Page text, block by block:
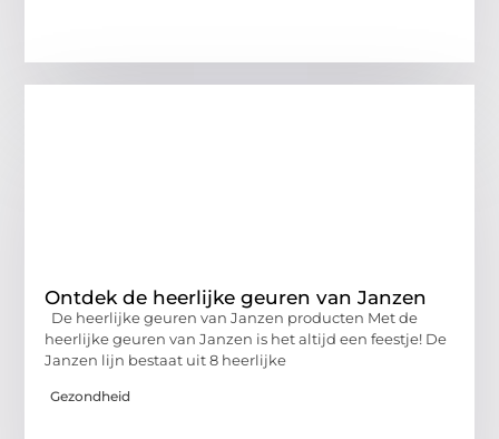
Ontdek de heerlijke geuren van Janzen
De heerlijke geuren van Janzen producten Met de
heerlijke geuren van Janzen is het altijd een feestje! De
Janzen lijn bestaat uit 8 heerlijke
Gezondheid